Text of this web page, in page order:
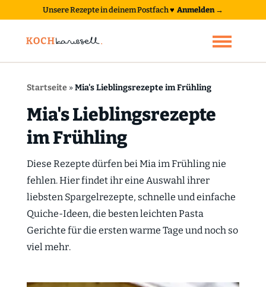
Unsere Rezepte in deinem Postfach♥ Anmelden →
Startseite»Mia's Lieblingsrezepte im Frühling
Mia's Lieblingsrezepte
im Frühling
Diese Rezepte dürfen bei Mia im Frühling nie
fehlen. Hier findet ihr eine Auswahl ihrer
liebsten Spargelrezepte, schnelle und einfache
Quiche-Ideen, die besten leichten Pasta
Gerichte für die ersten warme Tage und noch so
viel mehr.